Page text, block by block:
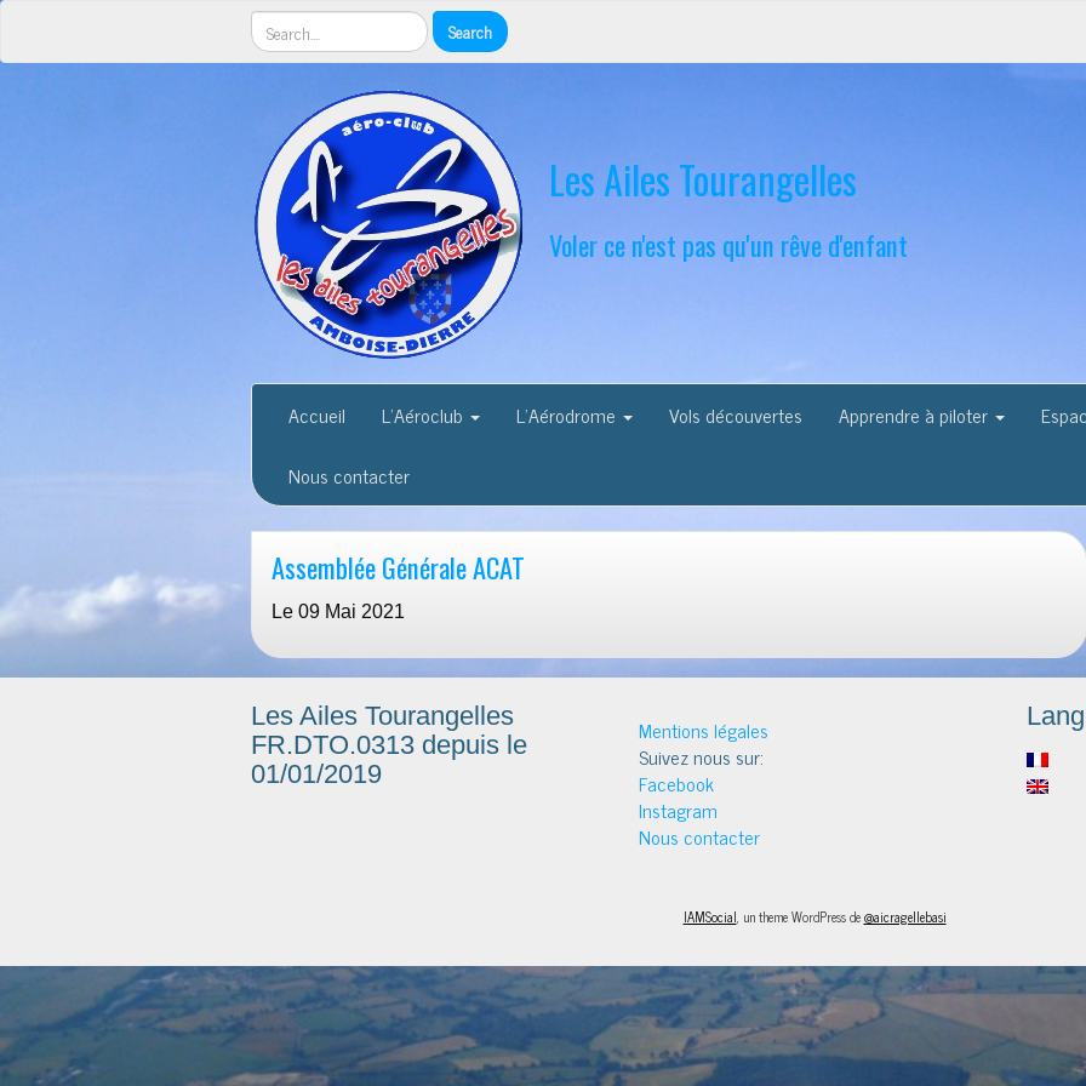
Les Ailes Tourangelles
Voler ce n'est pas qu'un rêve d'enfant
Accueil L’Aéroclub L’Aérodrome Vols découvertes Apprendre à piloter
Nous contacter
Assemblée Générale ACAT
Le 09 Mai 2021
Les Ailes Tourangelles
FR.DTO.0313 depuis le
01/01/2019
Mentions légales
Suivez nous sur:
Facebook
Instagram
Nous contacter
IAMSocial, un theme WordPress de@aicragellebasi